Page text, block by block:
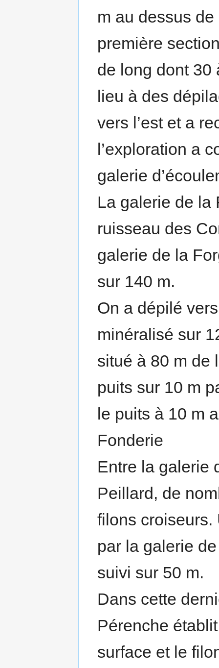
m au dessus
première
de long dont 30
lieu à des
vers l’est et a
l’exploration a
galerie
La galerie de la
ruisseau des
galerie de la
sur 140 m.
On a dépilé
minéralisé sur
situé à 80 m de
puits sur 10 m
le puits à 10 m
Fonderie
Entre la galerie
Peillard, de
filons croiseurs.
par la galerie
suivi sur 50 m.
Dans cette
Pérenche
surface et le